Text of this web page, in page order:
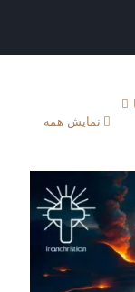
نمایش همه